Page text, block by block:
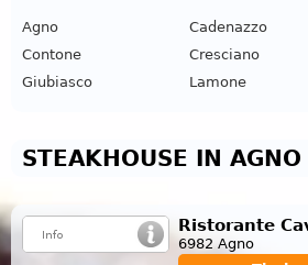
Agno
Cadenazzo
Contone
Cresciano
Giubiasco
Lamone
STEAKHOUSE IN AGNO
Ristorante
6982 Agno